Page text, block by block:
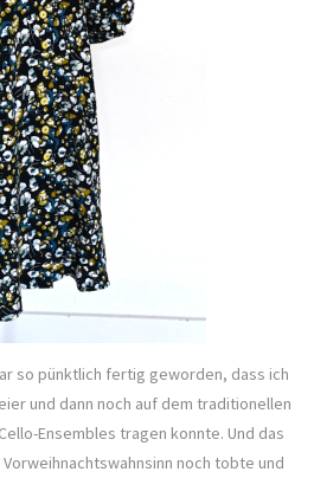
so pünktlich fertig geworden, dass ich
und dann noch auf dem traditionellen
Ensembles tragen konnte. Und das
noch tobte und